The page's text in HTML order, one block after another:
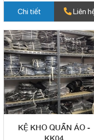
Chi tiết Liên
KỆ KHO QUẦN ÁO -
KK04